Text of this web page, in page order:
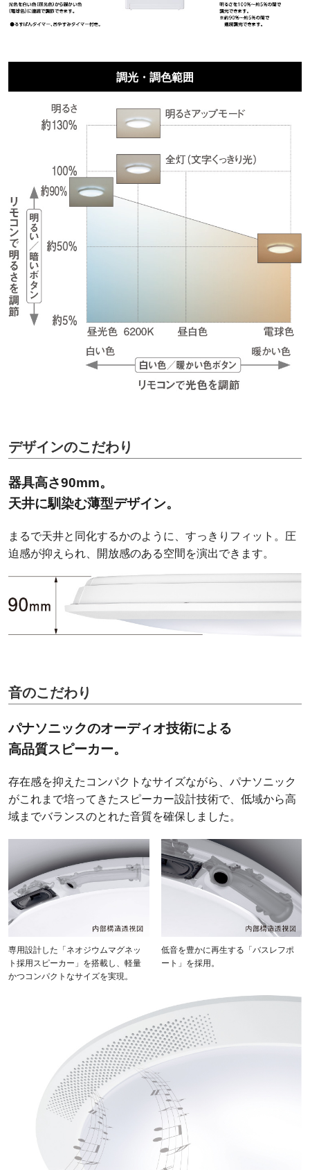
調光・調色範囲
デザインのこだわり
器具高さ90mm。
天井に馴染む薄型デザイン。
まるで天井と同化するかのように、すっきりフィット。圧
迫感が抑えられ、開放感のある空間を演出できます。
音のこだわり
パナソニックのオーディオ技術による
高品質スピーカー。
存在感を抑えたコンパクトなサイズながら、パナソニック
がこれまで培ってきたスピーカー設計技術で、低域から高
域までバランスのとれた音質を確保しました。
専用設計した「ネオジウムマグネッ
ト採用スピーカー」を搭載し、軽量
かつコンパクトなサイズを実現。
低音を豊かに再生する「バスレフポ
ート」を採用。